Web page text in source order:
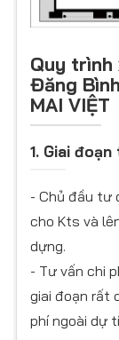
Quy trình
Đăng
MAI VIỆT
1. Giai
- Chủ đầu tư
cho Kts và
dựng.
- Tư vấn chi
giai đoạn rất
phí ngoài dự